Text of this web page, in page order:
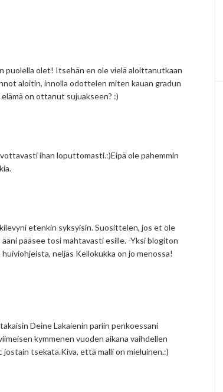
olet! Itsehän en ole vielä aloittanutkaan
aloitin, innolla odottelen miten kauan gradun
on ottanut sujuakseen? :)
ihan loputtomasti.:)Eipä ole pahemmin
etenkin syksyisin. Suosittelen, jos et ole
pääsee tosi mahtavasti esille. -Yksi blogiton
neljäs Kellokukka on jo menossa!
Deine Lakaienin pariin penkoessani
kymmenen vuoden aikana vaihdellen
tsekata.Kiva, että malli on mieluinen.:)